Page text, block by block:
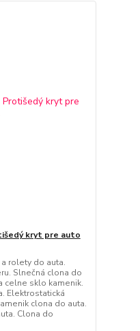
kryt pre auto
rolety do auta.
Slnečná clona do
celne sklo kamenik.
Elektrostatická
clona do auta.
Clona do